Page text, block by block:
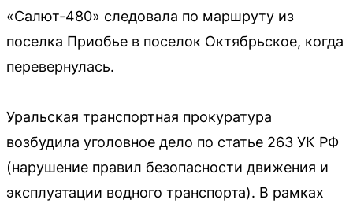
«Салют-480» следовала по маршруту из
поселка Приобье в поселок Октябрьское, когда
перевернулась.
Уральская транспортная прокуратура
возбудила уголовное дело по статье 263 УК РФ
(нарушение правил безопасности движения и
эксплуатации водного транспорта). В рамках